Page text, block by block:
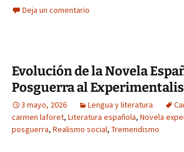
Deja un comentario
Evolución de la Novela
Posguerra al
3 mayo, 2026 Lengua y literatura
carmen laforet, Literatura española, Novela
posguerra, Realismo social, Tremendismo